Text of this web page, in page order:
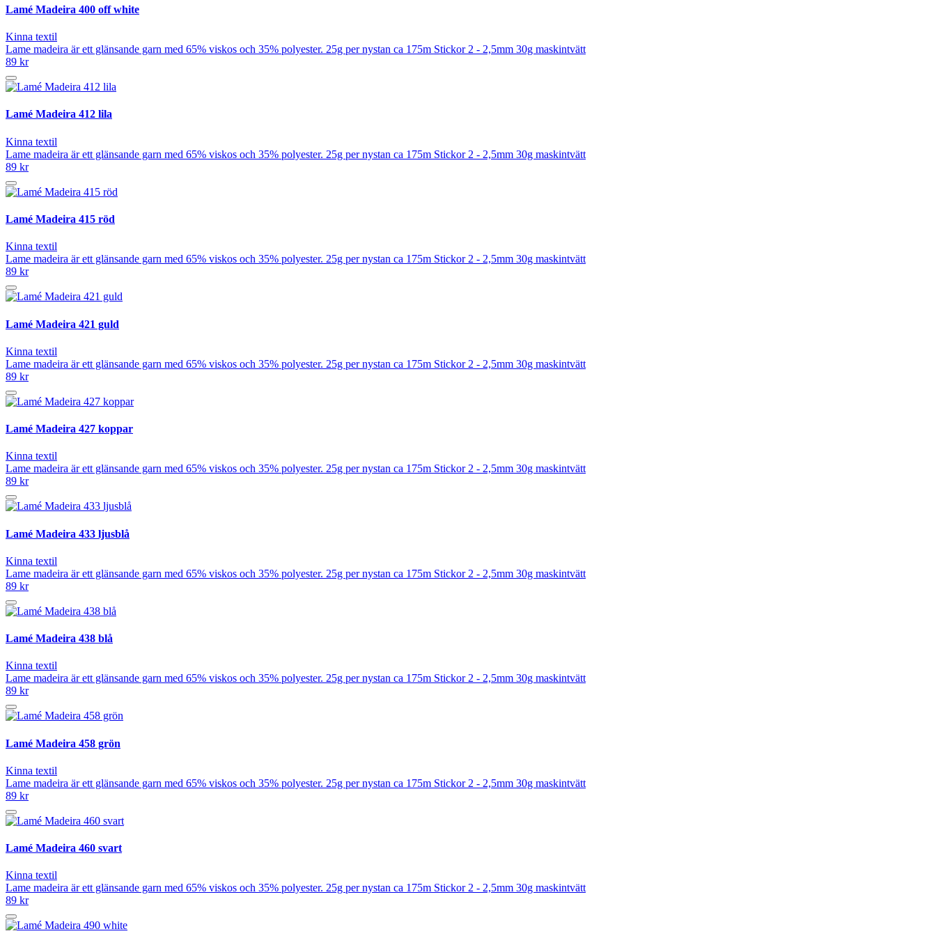
Lamé Madeira 400 off white
Kinna textil
Lame madeira är ett glänsande garn med 65% viskos och 35% polyester. 25g per nystan ca 175m Stickor 2 - 2,5mm 30g maskintvätt
89 kr
Lamé Madeira 412 lila
Kinna textil
Lame madeira är ett glänsande garn med 65% viskos och 35% polyester. 25g per nystan ca 175m Stickor 2 - 2,5mm 30g maskintvätt
89 kr
Lamé Madeira 415 röd
Kinna textil
Lame madeira är ett glänsande garn med 65% viskos och 35% polyester. 25g per nystan ca 175m Stickor 2 - 2,5mm 30g maskintvätt
89 kr
Lamé Madeira 421 guld
Kinna textil
Lame madeira är ett glänsande garn med 65% viskos och 35% polyester. 25g per nystan ca 175m Stickor 2 - 2,5mm 30g maskintvätt
89 kr
Lamé Madeira 427 koppar
Kinna textil
Lame madeira är ett glänsande garn med 65% viskos och 35% polyester. 25g per nystan ca 175m Stickor 2 - 2,5mm 30g maskintvätt
89 kr
Lamé Madeira 433 ljusblå
Kinna textil
Lame madeira är ett glänsande garn med 65% viskos och 35% polyester. 25g per nystan ca 175m Stickor 2 - 2,5mm 30g maskintvätt
89 kr
Lamé Madeira 438 blå
Kinna textil
Lame madeira är ett glänsande garn med 65% viskos och 35% polyester. 25g per nystan ca 175m Stickor 2 - 2,5mm 30g maskintvätt
89 kr
Lamé Madeira 458 grön
Kinna textil
Lame madeira är ett glänsande garn med 65% viskos och 35% polyester. 25g per nystan ca 175m Stickor 2 - 2,5mm 30g maskintvätt
89 kr
Lamé Madeira 460 svart
Kinna textil
Lame madeira är ett glänsande garn med 65% viskos och 35% polyester. 25g per nystan ca 175m Stickor 2 - 2,5mm 30g maskintvätt
89 kr